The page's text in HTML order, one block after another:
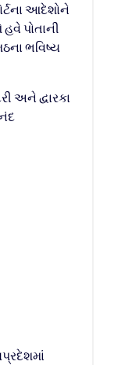
આદેશોને
પોતાની
ભવિષ્ય
અને દ્વારકા